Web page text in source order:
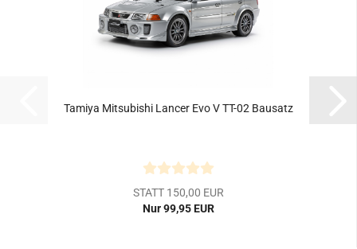
Tamiya Mitsubishi Lancer Evo V TT-02 Bausatz
STATT 150,00 EUR
Nur 99,95 EUR